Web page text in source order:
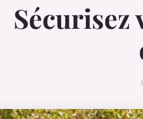
Sécurisez